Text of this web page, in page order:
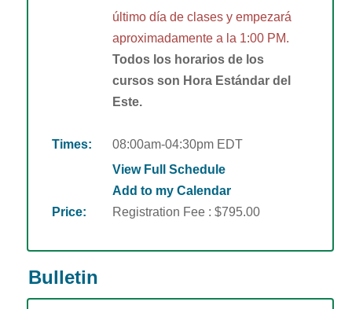
último día de clases y empezará
aproximadamente a la 1:00 PM.
Todos los horarios de los
cursos son Hora Estándar del
Este.
Times:
08:00am-04:30pm EDT
View Full Schedule
Add to my Calendar
Price:
Registration Fee : $795.00
Bulletin